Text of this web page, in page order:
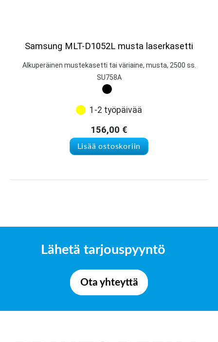
Samsung MLT-D1052L musta laserkasetti
Alkuperäinen mustekasetti tai väriaine, musta, 2500 ss.
SU758A
1-2 työpäivää
156,00 €
Lisää ostoskoriin
Lähetä tarjouspyyntö
Ota yhteyttä